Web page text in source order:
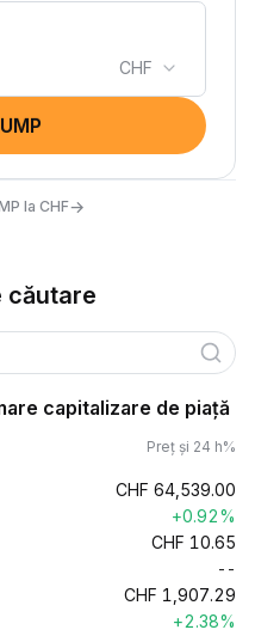
CHF
la CHF→
căutare
capitalizare de piață
Preț și 24 h%
CHF 64,539.00
+0.92%
CHF 10.65
--
CHF 1,907.29
+2.38%